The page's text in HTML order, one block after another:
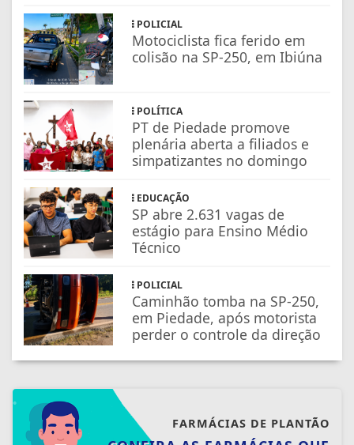
POLICIAL
Motociclista fica ferido em
colisão na SP-250, em Ibiúna
POLÍTICA
PT de Piedade promove
plenária aberta a filiados e
simpatizantes no domingo
EDUCAÇÃO
SP abre 2.631 vagas de
estágio para Ensino Médio
Técnico
POLICIAL
Caminhão tomba na SP-250,
em Piedade, após motorista
perder o controle da direção
FARMÁCIAS DE PLANTÃO